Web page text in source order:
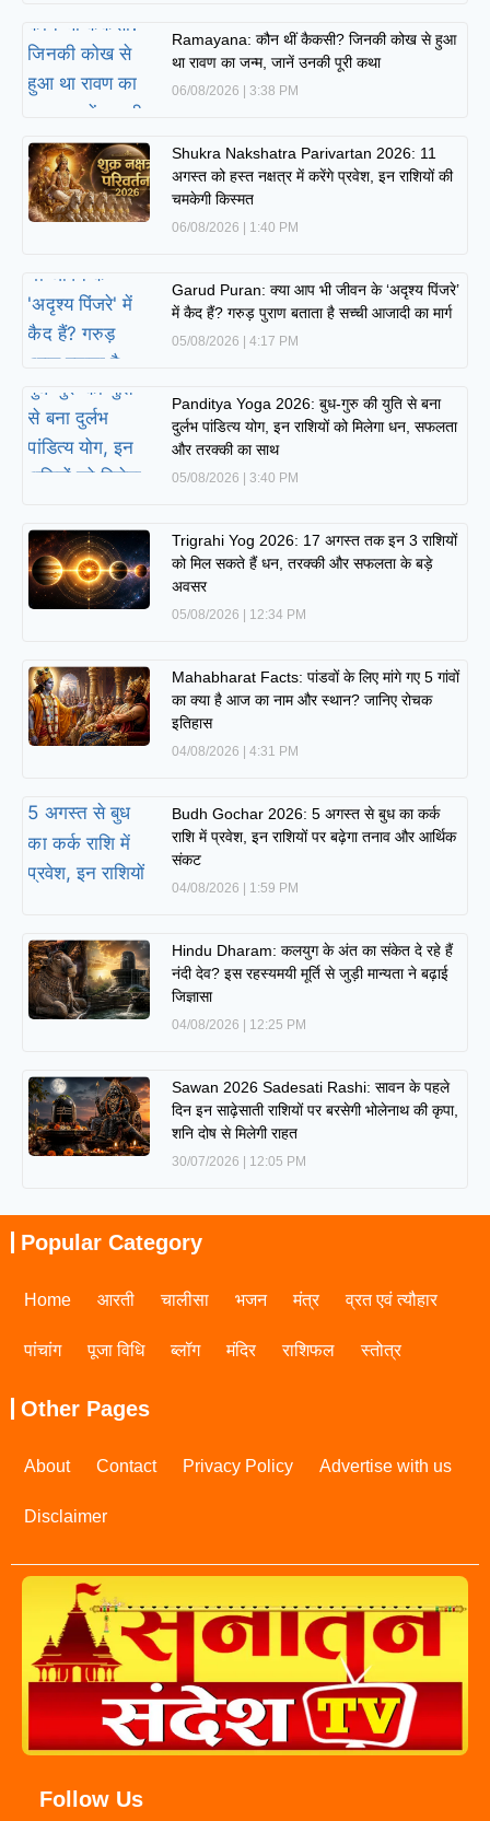
Ramayana: कौन थीं कैकसी? जिनकी कोख से हुआ
था रावण का जन्म, जानें उनकी पूरी कथा
06/08/2026 3:38 PM
Shukra Nakshatra Parivartan 2026: 11
अगस्त को हस्त नक्षत्र में करेंगे प्रवेश, इन राशियों की
चमकेगी किस्मत
06/08/2026 1:40 PM
Garud Puran: क्या आप भी जीवन के ‘अदृश्य पिंजरे’
में कैद हैं? गरुड़ पुराण बताता है सच्ची आजादी का मार्ग
05/08/2026 4:17 PM
Panditya Yoga 2026: बुध-गुरु की युति से बना
दुर्लभ पांडित्य योग, इन राशियों को मिलेगा धन, सफलता
और तरक्की का साथ
05/08/2026 3:40 PM
Trigrahi Yog 2026: 17 अगस्त तक इन 3 राशियों
को मिल सकते हैं धन, तरक्की और सफलता के बड़े
अवसर
05/08/2026 12:34 PM
Mahabharat Facts: पांडवों के लिए मांगे गए 5 गांवों
का क्या है आज का नाम और स्थान? जानिए रोचक
इतिहास
04/08/2026 4:31 PM
Budh Gochar 2026: 5 अगस्त से बुध का कर्क
राशि में प्रवेश, इन राशियों पर बढ़ेगा तनाव और आर्थिक
संकट
04/08/2026 1:59 PM
Hindu Dharam: कलयुग के अंत का संकेत दे रहे हैं
नंदी देव? इस रहस्यमयी मूर्ति से जुड़ी मान्यता ने बढ़ाई
जिज्ञासा
04/08/2026 12:25 PM
Sawan 2026 Sadesati Rashi: सावन के पहले
दिन इन साढ़ेसाती राशियों पर बरसेगी भोलेनाथ की कृपा,
शनि दोष से मिलेगी राहत
30/07/2026 12:05 PM
Popular Category
Home आरती चालीसा भजन मंत्र व्रत एवं त्यौहार
पांचांग पूजा विधि ब्लॉग मंदिर राशिफल स्तोत्र
Other Pages
About Contact Privacy Policy Advertise with us
Disclaimer
Follow Us